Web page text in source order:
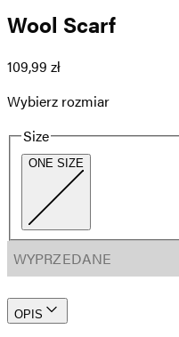
Wool Scarf
109,99 zł
Wybierz rozmiar
Size
ONE SIZE
WYPRZEDANE
OPIS